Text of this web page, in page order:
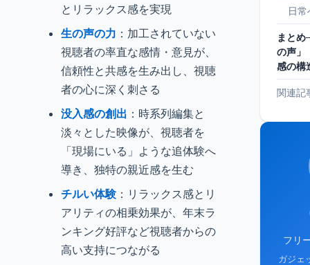
とリラックス感を実現
生の声の力 ：加工されていない
視聴者の率直な感情・意見が、
信頼性と共感を生み出し、視聴
者の心に深く刺さる
没入感の創出 ：時系列編集と
淡々とした映像が、視聴者を
「現場にいる」ような追体験へ
導き、独特の親近感を生む
チルい体験：リラックス感とリ
アリティの相乗効果が、年末ラ
ンキング好評など視聴者からの
高い支持につながる
日
まと
の声」
感の構
関連記
フリ
ガジェ